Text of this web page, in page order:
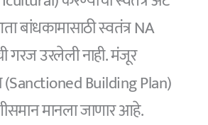
बांधकामासाठी स्वतंत्र NA
गरज उरलेली नाही. मंजूर
(Sanctioned Building Plan)
मानला जाणार आहे.